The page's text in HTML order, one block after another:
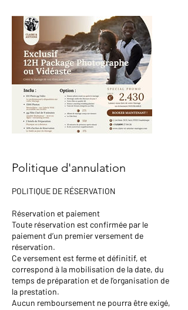
Politique d'annulation
POLITIQUE DE RÉSERVATION
Réservation et paiement
Toute réservation est confirmée par le
paiement d’un premier versement de
réservation.
Ce versement est ferme et définitif, et
correspond à la mobilisation de la date, du
temps de préparation et de l’organisation de
la prestation.
Aucun remboursement ne pourra être exigé,